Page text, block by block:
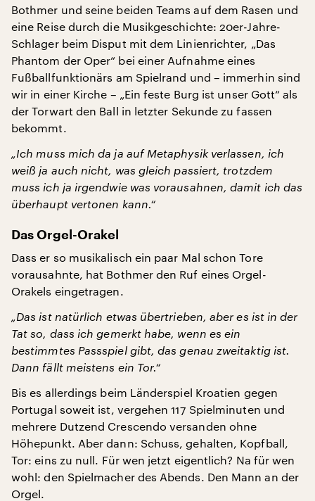
Bothmer und seine beiden Teams auf dem Rasen und
eine Reise durch die Musikgeschichte: 20er-Jahre-
Schlager beim Disput mit dem Linienrichter, „Das
Phantom der Oper“ bei einer Aufnahme eines
Fußballfunktionärs am Spielrand und – immerhin sind
wir in einer Kirche – „Ein feste Burg ist unser Gott“ als
der Torwart den Ball in letzter Sekunde zu fassen
bekommt.
„Ich muss mich da ja auf Metaphysik verlassen, ich
weiß ja auch nicht, was gleich passiert, trotzdem
muss ich ja irgendwie was vorausahnen, damit ich das
überhaupt vertonen kann.“
Das Orgel-Orakel
Dass er so musikalisch ein paar Mal schon Tore
vorausahnte, hat Bothmer den Ruf eines Orgel-
Orakels eingetragen.
„Das ist natürlich etwas übertrieben, aber es ist in der
Tat so, dass ich gemerkt habe, wenn es ein
bestimmtes Passspiel gibt, das genau zweitaktig ist.
Dann fällt meistens ein Tor.“
Bis es allerdings beim Länderspiel Kroatien gegen
Portugal soweit ist, vergehen 117 Spielminuten und
mehrere Dutzend Crescendo versanden ohne
Höhepunkt. Aber dann: Schuss, gehalten, Kopfball,
Tor: eins zu null. Für wen jetzt eigentlich? Na für wen
wohl: den Spielmacher des Abends. Den Mann an der
Orgel.